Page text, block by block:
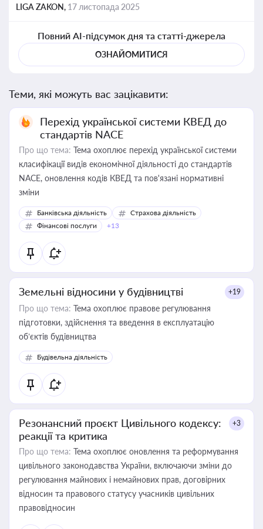
LIGA ZAKON, 17 листопада 2025
Повний AI-підсумок дня та статті-джерела
ОЗНАЙОМИТИСЯ
Теми, які можуть вас зацікавити:
Перехід української системи КВЕД до
стандартів NACE
Про що тема: Тема охоплює перехід української системи
класифікації видів економічної діяльності до стандартів
NACE, оновлення кодів КВЕД та пов'язані нормативні
зміни
Банківська діяльність
Страхова діяльність
Фінансові послуги
+13
Земельні відносини у будівництві +19
Про що тема: Тема охоплює правове регулювання
підготовки, здійснення та введення в експлуатацію
об’єктів будівництва
Будівельна діяльність
Резонансний проєкт Цивільного кодексу:
реакції та критика
+3
Про що тема: Тема охоплює оновлення та реформування
цивільного законодавства України, включаючи зміни до
регулювання майнових і немайнових прав, договірних
відносин та правового статусу учасників цивільних
правовідносин